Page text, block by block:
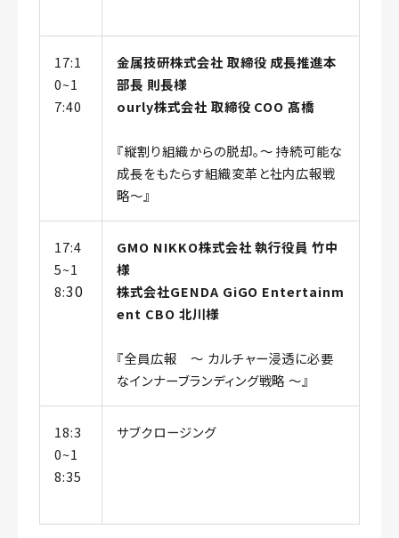
17:1
0~1
7:40
金属技研株式会社 取締役 成長推進本
部長 則長様
ourly株式会社 取締役 COO 髙橋
『縦割り組織からの脱却。～ 持続可能な
成長をもたらす組織変革と社内広報戦
略～』
17:4
5~1
8:30
GMO NIKKO株式会社 執行役員 竹中
様
株式会社GENDA GiGO Entertainm
ent CBO 北川様
『全員広報 ～ カルチャー浸透に必要
なインナーブランディング戦略 ～』
18:3
0~1
8:35
サブクロージング